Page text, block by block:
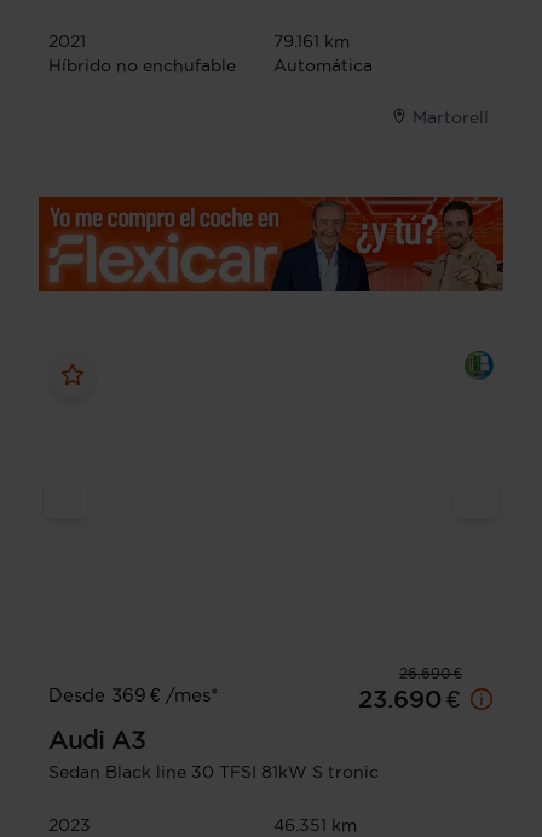
2021
79.161 km
Híbrido no enchufable
Automática
Martorell
26.690 €
Desde 369 € /mes*
23.690 €
Audi A3
Sedan Black line 30 TFSI 81kW S tronic
2023
46.351 km